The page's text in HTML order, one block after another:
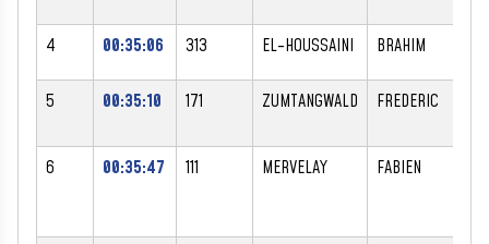
4 00:35:06 313 EL-HOUSSAINI BRAHIM
5 00:35:10 171 ZUMTANGWALD FREDERIC
6 00:35:47 111 MERVELAY FABIEN